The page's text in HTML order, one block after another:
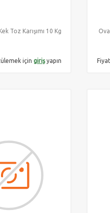
Toz Karışımı 10 Kg
için girişyapın